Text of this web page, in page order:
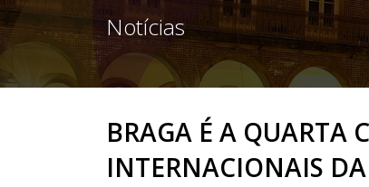
Notícias
BRAGA É A QUARTA
INTERNACIONAIS